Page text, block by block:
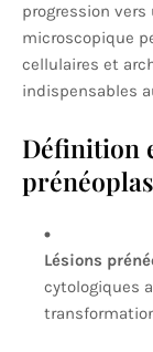
progression vers
microscopique
cellulaires et
indispensables
Définition
Lésions
cytologiques